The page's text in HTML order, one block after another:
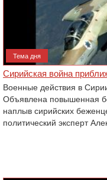
Тема дня
Сирийская война
Военные действия в
Объявлена повышенная
наплыв сирийских
политический эксперт